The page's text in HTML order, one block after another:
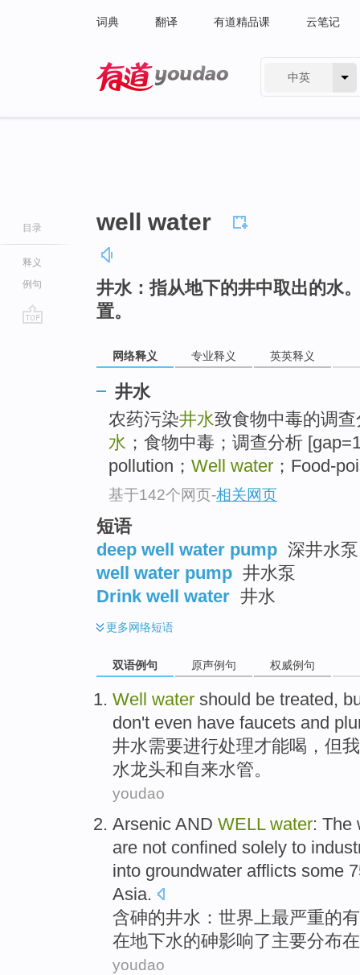
词典 翻译 有道精品课 云笔记
中英
目录
释义
例句
well water
井水：指从地下的井中取出的水
置。
网络释义 专业释义 英英释义
井水
农药污染井水致食物中毒的调
水 ；食物中毒；调查分析
pollution； Well water ；Food-
基于142个网页-相关网页
短语
deep well water pump 深井水泵
well water pump 井水泵
Drink well water 井水
更多网络短语
双语例句 原声例句 权威例句
Well water should be treated,
don't even have faucets and
井水需要进行处理才能喝， 但
水龙头和 自来水管。
youdao
Arsenic AND WELL water: The
are not confined solely to
into groundwater afflicts some
Asia.
含砷的井水：世界上最严重的
在地下水的砷影响了主要分布
youdao